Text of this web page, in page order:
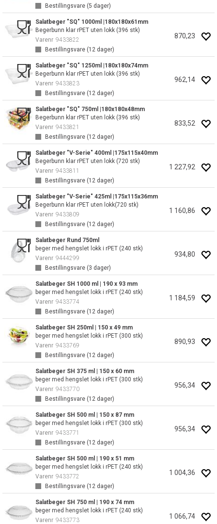
Bestillingsvare (5 dager)
Salatbeger "SQ" 1000ml |180x180x61mm
Begerbunn klar rPET uten lokk (396 stk)
Varenr 9433822
Bestillingsvare (12 dager)
870,23
Salatbeger "SQ" 1250ml |180x180x74mm
Begerbunn klar rPET uten lokk (396 stk)
Varenr 9433823
Bestillingsvare (12 dager)
962,14
Salatbeger "SQ" 750ml |180x180x48mm
Begerbunn klar rPET uten lokk (396 stk)
Varenr 9433821
Bestillingsvare (12 dager)
833,52
Salatbeger "V-Serie" 400ml |175x115x40mm
Begerbunn klar rPET uten lokk (720 stk)
Varenr 9433811
Bestillingsvare (12 dager)
1 227,92
Salatbeger "V-Serie" 425ml |175x115x36mm
Begerbunn klar rPET uten lokk(720 stk)
Varenr 9433809
Bestillingsvare (12 dager)
1 160,86
Salatbeger Rund 750ml
beger med hengslet lokk i rPET (240 stk)
Varenr 9444299
Bestillingsvare (3 dager)
934,80
Salatbeger SH 1000 ml | 190 x 93 mm
beger med hengslet lokk i rPET (240 stk)
Varenr 9433774
Bestillingsvare (12 dager)
1 184,59
Salatbeger SH 250ml | 150 x 49 mm
beger med hengslet lokk i rPET (300 stk)
Varenr 9433769
Bestillingsvare (12 dager)
890,93
Salatbeger SH 375 ml | 150 x 60 mm
beger med hengslet lokk i rPET (300 stk)
Varenr 9433770
Bestillingsvare (12 dager)
956,34
Salatbeger SH 500 ml | 150 x 87 mm
beger med hengslet lokk i rPET (300 stk)
Varenr 9433771
Bestillingsvare (12 dager)
956,34
Salatbeger SH 500 ml | 190 x 51 mm
beger med hengslet lokk i rPET (240 stk)
Varenr 9433772
Bestillingsvare (12 dager)
1 004,36
Salatbeger SH 750 ml | 190 x 74 mm
beger med hengslet lokk i rPET (240 stk)
Varenr 9433773
1 066,74